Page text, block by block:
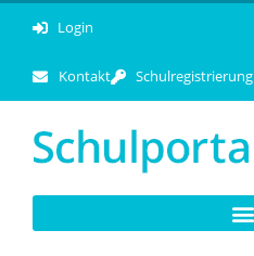
Login
Kontakt Schulregistrierung